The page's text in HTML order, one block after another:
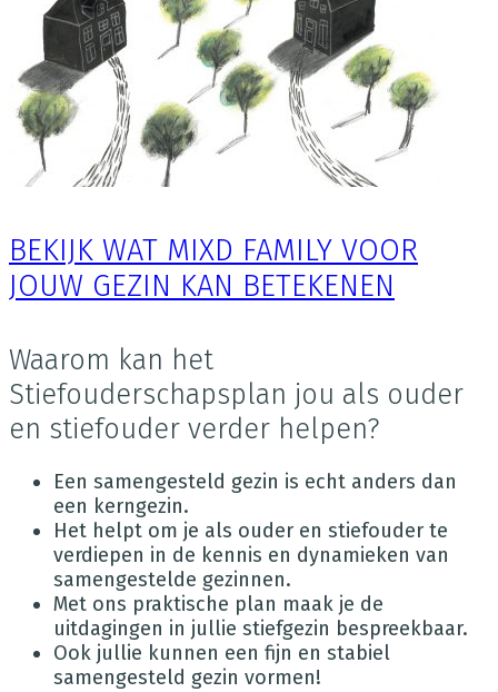
BEKIJK WAT MIXD FAMILY VOOR
JOUW GEZIN KAN BETEKENEN
Waarom kan het
Stiefouderschapsplan jou als ouder
en stiefouder verder helpen?
Een samengesteld gezin is echt anders dan
een kerngezin.
Het helpt om je als ouder en stiefouder te
verdiepen in de kennis en dynamieken van
samengestelde gezinnen.
Met ons praktische plan maak je de
uitdagingen in jullie stiefgezin bespreekbaar.
Ook jullie kunnen een fijn en stabiel
samengesteld gezin vormen!